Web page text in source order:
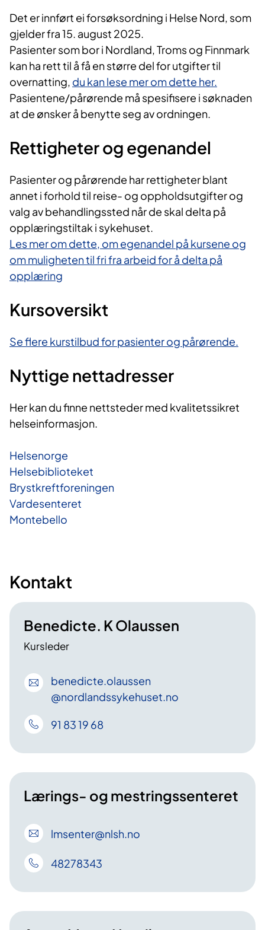
Det er innført ei forsøksordning i Helse Nord, som
gjelder fra 15. august 2025.
Pasienter som bor i Nordland, Troms og Finnmark
kan ha rett til å få en større del for utgifter til
overnatting, du kan lese mer om dette her.
Pasientene/pårørende må spesifisere i søknaden
at de ønsker å benytte seg av ordningen.
Rettigheter og egenandel
Pasienter og pårørende har rettigheter blant
annet i forhold til reise- og oppholdsutgifter og
valg av behandlingssted når de skal delta på
opplæringstiltak i sykehuset.
Les mer om dette, om egenandel på kursene og
om muligheten til fri fra arbeid for å delta på
opplæring
Kursoversikt
Se flere kurstilbud for pasienter og pårørende.
Nyttige nettadresser
Her kan du finne nettsteder med kvalitetssikret
helseinformasjon.
Helsenorge
Helsebiblioteket
Brystkreftforeningen
Vardesenteret
Montebello
Kontakt
Benedicte. K Olaussen
Kursleder
benedicte.olaussen
@nordlandssykehuset.no
91 83 19 68
Lærings- og mestringssenteret
lmsenter@nlsh.no
48278343